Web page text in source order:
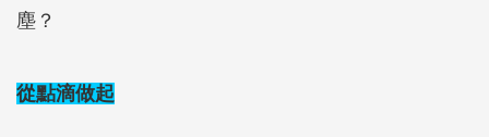
塵？
從點滴做起